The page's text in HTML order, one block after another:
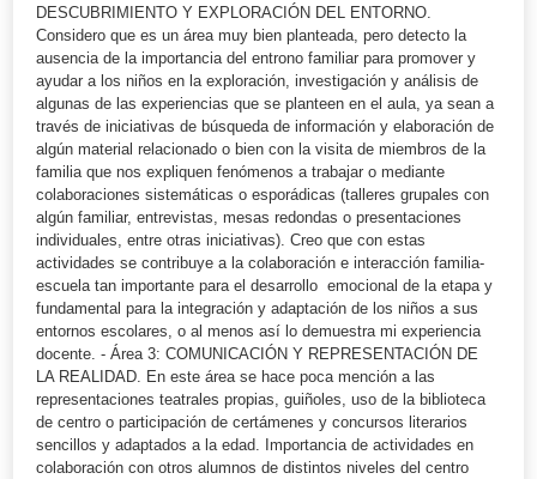
DESCUBRIMIENTO Y EXPLORACIÓN DEL ENTORNO.
Considero que es un área muy bien planteada, pero detecto la
ausencia de la importancia del entrono familiar para promover y
ayudar a los niños en la exploración, investigación y análisis de
algunas de las experiencias que se planteen en el aula, ya sean a
través de iniciativas de búsqueda de información y elaboración de
algún material relacionado o bien con la visita de miembros de la
familia que nos expliquen fenómenos a trabajar o mediante
colaboraciones sistemáticas o esporádicas (talleres grupales con
algún familiar, entrevistas, mesas redondas o presentaciones
individuales, entre otras iniciativas). Creo que con estas
actividades se contribuye a la colaboración e interacción familia-
escuela tan importante para el desarrollo emocional de la etapa y
fundamental para la integración y adaptación de los niños a sus
entornos escolares, o al menos así lo demuestra mi experiencia
docente. - Área 3: COMUNICACIÓN Y REPRESENTACIÓN DE
LA REALIDAD. En este área se hace poca mención a las
representaciones teatrales propias, guiñoles, uso de la biblioteca
de centro o participación de certámenes y concursos literarios
sencillos y adaptados a la edad. Importancia de actividades en
colaboración con otros alumnos de distintos niveles del centro